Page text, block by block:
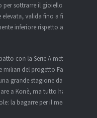
sottrarre il gioiello dalle
valida fino a fine
inferiore rispetto al reale
con la Serie A mettendo
del progetto Fabio
grande stagione da
a Konè, ma tutto ha un
la bagarre per il mediano